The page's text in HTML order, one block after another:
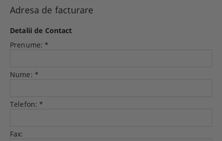
Adresa de facturare
Detalii de Contact
Prenume:*
Nume: *
Telefon:*
Fax: